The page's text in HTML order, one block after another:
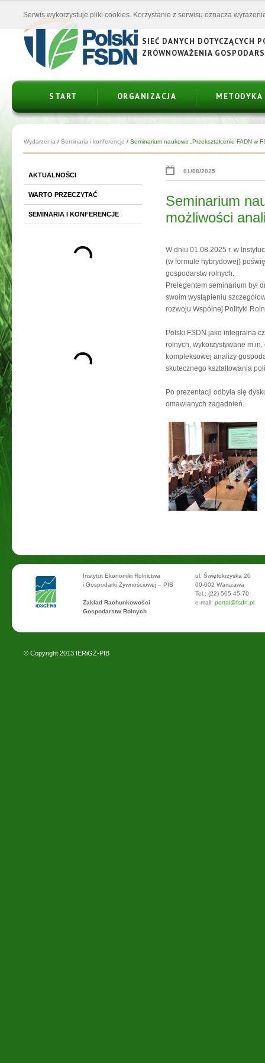
SIEĆ DANYCH DOTYCZĄCYCH
ZRÓWNOWAŻENIA
START ORGANIZACJA METODYKA
Wydarzenia / Seminaria i konferencje / Seminarium naukowe „Przekształcenie FADN w
AKTUALNOŚCI
WARTO PRZECZYTAĆ
SEMINARIA I KONFERENCJE
01/08/2025
Seminarium
możliwości
W dniu 01.08.2025 r. w
(w formule hybrydowej)
gospodarstw rolnych.
Prelegentem seminarium był
swoim wystąpieniu
rozwoju Wspólnej Polityki
Polski FSDN jako integralna
rolnych, wykorzystywane
kompleksowej analizy
skutecznego kształtowania
Po prezentacji odbyła się
omawianych zagadnień.
Instytut Ekonomiki Rolnictwa
i Gospodarki Żywnościowej – PIB
Zakład Rachunkowości
Gospodarstw Rolnych
ul. Świętokrzyska 20
00-002 Warszawa
Tel.: (22) 505 45 70
e-mail: portal@fsdn.pl
© Copyright 2013 IERiGŻ-PIB
Serwis wykorzystuje pliki cookies. Korzystanie z serwisu oznacza